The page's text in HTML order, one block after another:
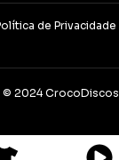
de Privacidade
2024 CrocoDiscos